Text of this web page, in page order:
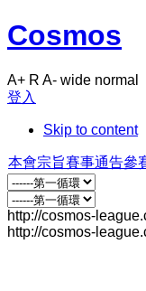
Cosmos
A+ R A- wide normal
登入
Skip to content
本會宗旨賽事通告參
http://cosmos-
http://cosmos-